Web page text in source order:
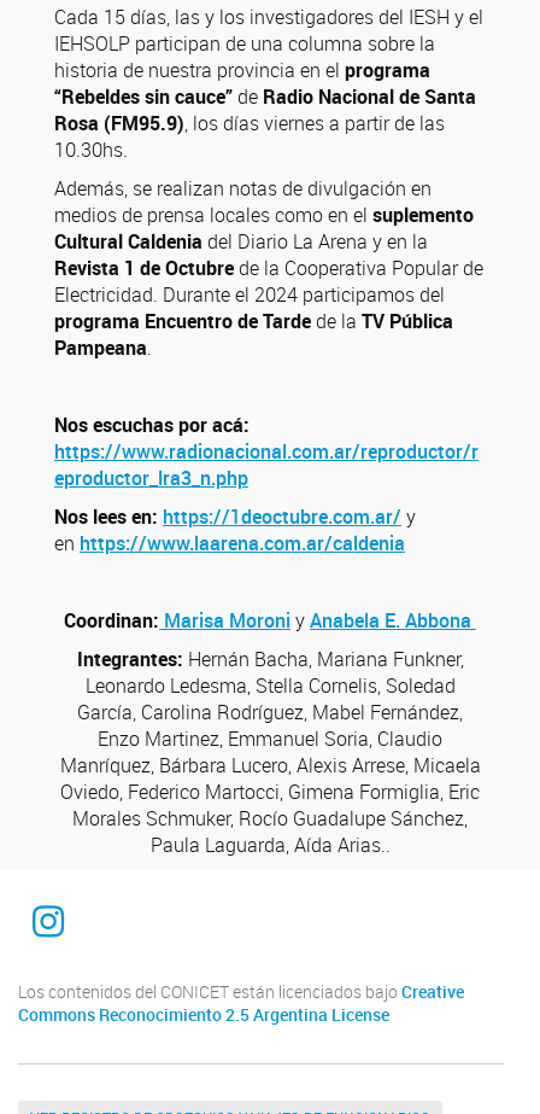
Cada 15 días, las y los investigadores del IESH y el
IEHSOLP participan de una columna sobre la
historia de nuestra provincia en el programa
“Rebeldes sin cauce”de Radio Nacional de Santa
Rosa (FM95.9), los días viernes a partir de las
10.30hs.
Además, se realizan notas de divulgación en
medios de prensa locales como en el suplemento
Cultural Caldenia del Diario La Arena y en la
Revista 1 de Octubrede la Cooperativa Popular de
Electricidad. Durante el 2024 participamos del
programa Encuentro de Tardede la TV Pública
Pampeana.
Nos escuchas por acá:
https://www.radionacional.com.ar/reproductor/r
eproductor_lra3_n.php
Nos lees en: https://1deoctubre.com.ar/ y
en https://www.laarena.com.ar/caldenia
Coordinan: Marisa Moroni yAnabela E. Abbona
Integrantes: Hernán Bacha, Mariana Funkner,
Leonardo Ledesma, Stella Cornelis, Soledad
García, Carolina Rodríguez, Mabel Fernández,
Enzo Martinez, Emmanuel Soria, Claudio
Manríquez, Bárbara Lucero, Alexis Arrese, Micaela
Oviedo, Federico Martocci, Gimena Formiglia, Eric
Morales Schmuker, Rocío Guadalupe Sánchez,
Paula Laguarda, Aída Arias..
Instagram
Los contenidos del CONICET están licenciados bajo Creative
Commons Reconocimiento 2.5 Argentina License